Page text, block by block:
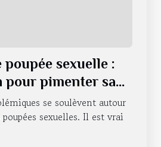
sexuelle :
pour pimenter sa
se soulèvent autour
sexuelles. Il est vrai